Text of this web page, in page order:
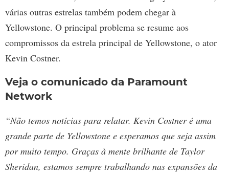
várias outras estrelas também podem chegar à
Yellowstone. O principal problema se resume aos
compromissos da estrela principal de Yellowstone, o ator
Kevin Costner.
Veja o comunicado da Paramount
Network
“Não temos notícias para relatar. Kevin Costner é uma
grande parte de Yellowstone e esperamos que seja assim
por muito tempo. Graças à mente brilhante de Taylor
Sheridan, estamos sempre trabalhando nas expansões da